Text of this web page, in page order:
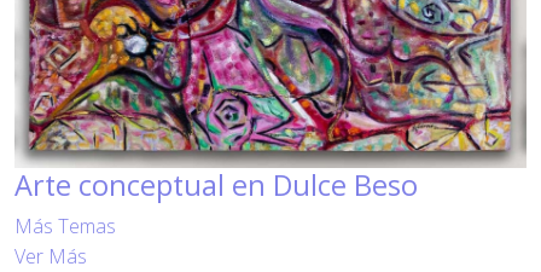
Arte conceptual en Dulce Beso
Más Temas
Ver Más